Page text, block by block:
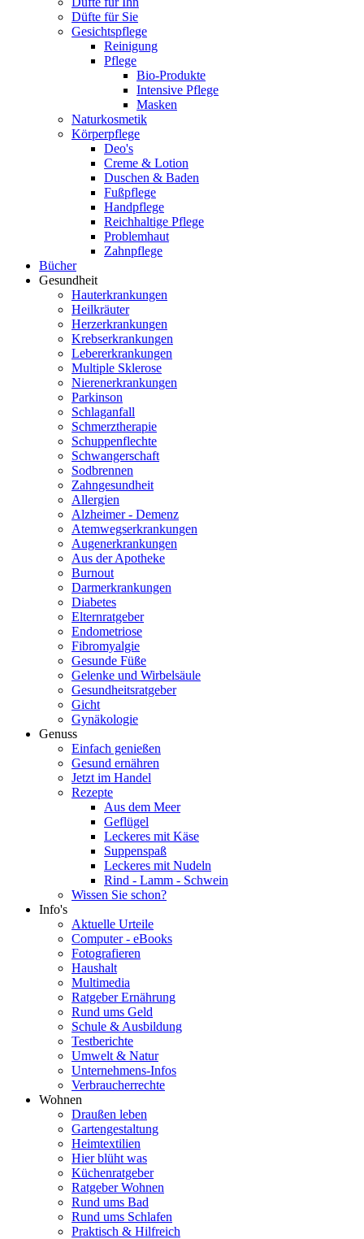
Düfte für Sie
Gesichtspflege
Reinigung
Pflege
Bio-Produkte
Intensive Pflege
Masken
Naturkosmetik
Körperpflege
Deo's
Creme & Lotion
Duschen & Baden
Fußpflege
Handpflege
Reichhaltige Pflege
Problemhaut
Zahnpflege
Bücher
Gesundheit
Hauterkrankungen
Heilkräuter
Herzerkrankungen
Krebserkrankungen
Lebererkrankungen
Multiple Sklerose
Nierenerkrankungen
Parkinson
Schlaganfall
Schmerztherapie
Schuppenflechte
Schwangerschaft
Sodbrennen
Zahngesundheit
Allergien
Alzheimer - Demenz
Atemwegserkrankungen
Augenerkrankungen
Aus der Apotheke
Burnout
Darmerkrankungen
Diabetes
Elternratgeber
Endometriose
Fibromyalgie
Gesunde Füße
Gelenke und Wirbelsäule
Gesundheitsratgeber
Gicht
Gynäkologie
Genuss
Einfach genießen
Gesund ernähren
Jetzt im Handel
Rezepte
Aus dem Meer
Geflügel
Leckeres mit Käse
Suppenspaß
Leckeres mit Nudeln
Rind - Lamm - Schwein
Wissen Sie schon?
Info's
Aktuelle Urteile
Computer - eBooks
Fotografieren
Haushalt
Multimedia
Ratgeber Ernährung
Rund ums Geld
Schule & Ausbildung
Testberichte
Umwelt & Natur
Unternehmens-Infos
Verbraucherrechte
Wohnen
Draußen leben
Gartengestaltung
Heimtextilien
Hier blüht was
Küchenratgeber
Ratgeber Wohnen
Rund ums Bad
Rund ums Schlafen
Praktisch & Hilfreich